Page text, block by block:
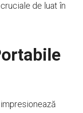
de luat în